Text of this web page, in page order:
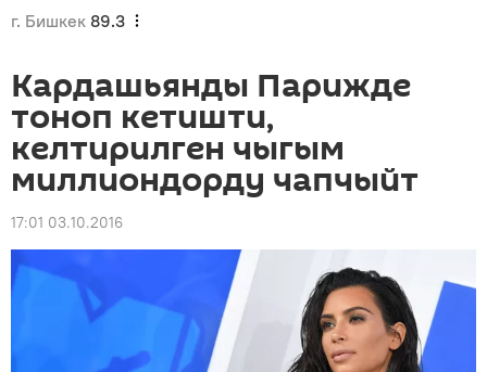
г. Бишкек 89.3
Кардашьянды Парижде
тоноп кетишти,
келтирилген чыгым
миллиондорду чапчыйт
17:01 03.10.2016